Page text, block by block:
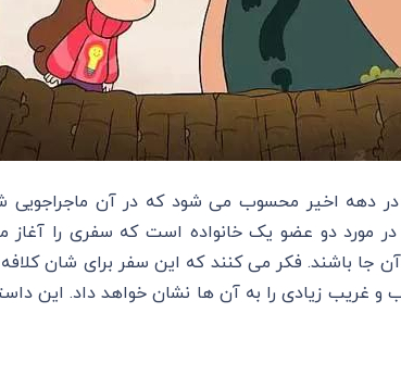
در دهه اخیر محسوب می شود که در آن
دو عضو یک خانواده است که سفری را آغاز
جا باشند. فکر می‌ کنند که این سفر برای شان
غریب زیادی را به آن ها نشان خواهد داد. این